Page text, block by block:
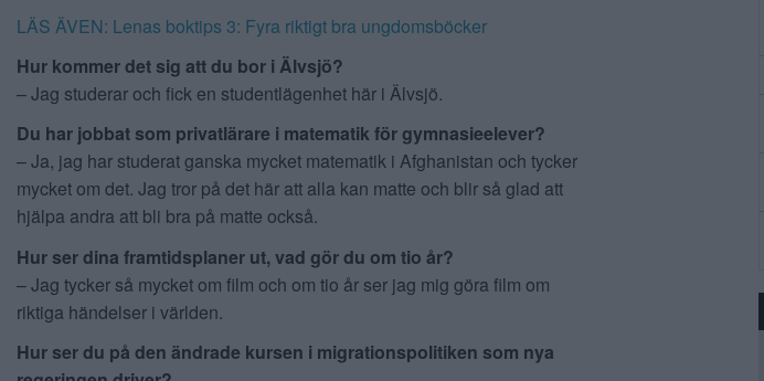
LÄS ÄVEN: Lenas boktips 3: Fyra riktigt bra ungdomsböcker
Hur kommer det sig att du bor i Älvsjö?
– Jag studerar och fick en studentlägenhet här i Älvsjö.
Du har jobbat som privatlärare i matematik för gymnasieelever?
– Ja, jag har studerat ganska mycket matematik i Afghanistan och tycker
mycket om det. Jag tror på det här att alla kan matte och blir så glad att
hjälpa andra att bli bra på matte också.
Hur ser dina framtidsplaner ut, vad gör du om tio år?
– Jag tycker så mycket om film och om tio år ser jag mig göra film om
riktiga händelser i världen.
Hur ser du på den ändrade kursen i migrationspolitiken som nya